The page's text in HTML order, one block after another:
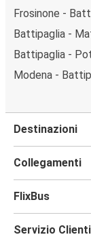
Frosinone -
Battipaglia -
Battipaglia -
Modena -
Destinazioni
Collegamenti
FlixBus
Servizio Clienti